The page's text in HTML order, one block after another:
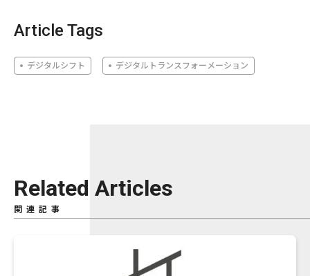
Article Tags
デジタルシフト デジタルトランスフォーメーション
Related Articles
関連記事